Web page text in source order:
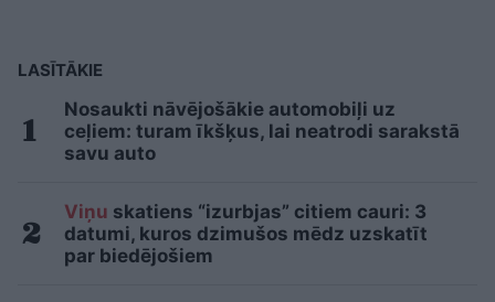
LASĪTĀKIE
Nosaukti nāvējošākie automobiļi uz
ceļiem: turam īkšķus, lai neatrodi sarakstā
savu auto
Viņu skatiens “izurbjas” citiem cauri: 3
datumi, kuros dzimušos mēdz uzskatīt
par biedējošiem